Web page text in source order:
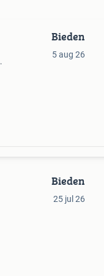
Bieden
5 aug 26
Bieden
25 jul 26